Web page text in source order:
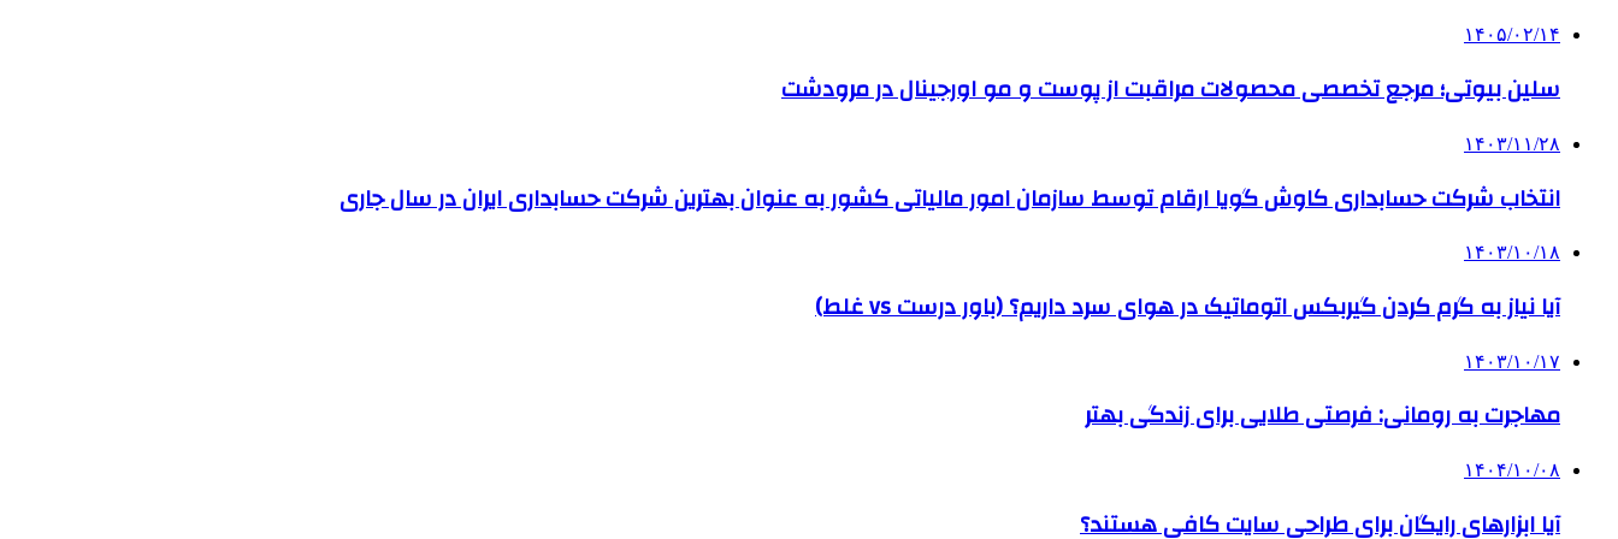
۱۴۰۵/۰۲/۱۴
سلین بیوتی؛ مرجع تخصصی محصولات مراقبت از پوست و مو اورجینال در مرودشت
۱۴۰۳/۱۱/۲۸
انتخاب شرکت حسابداری کاوش گویا ارقام توسط سازمان امور مالیاتی کشور به عنوان بهترین شرکت حسابداری ایران در سال جاری
۱۴۰۳/۱۰/۱۸
آیا نیاز به گرم کردن گیربکس اتوماتیک در هوای سرد داریم؟ (باور درست vs غلط)
۱۴۰۳/۱۰/۱۷
مهاجرت به رومانی: فرصتی طلایی برای زندگی بهتر
۱۴۰۴/۱۰/۰۸
آیا ابزارهای رایگان برای طراحی سایت کافی هستند؟